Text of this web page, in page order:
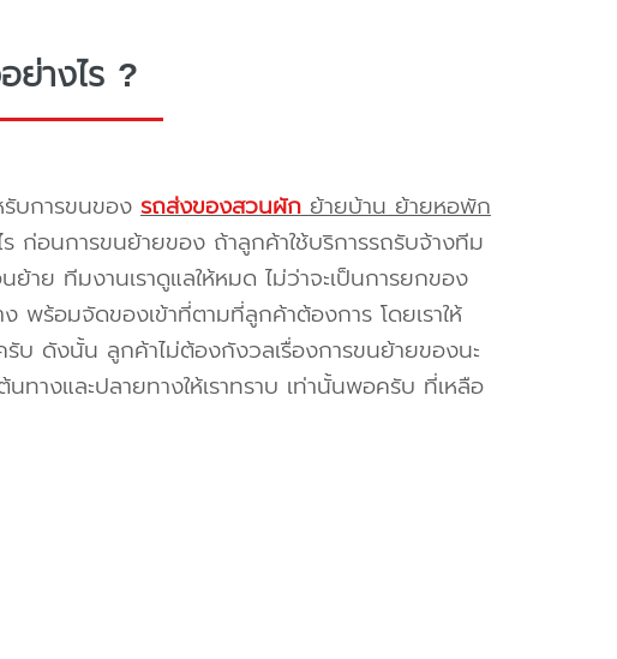
ย่างไร ?
รับการขนของ รถส่งของสวนผักย้ายบ้าน ย้ายหอพัก
ก่อนการขนย้ายของ ถ้าลูกค้าใช้บริการรถรับจ้างทีม
าย ทีมงานเราดูแลให้หมด ไม่ว่าจะเป็นการยกของ
ร้อมจัดของเข้าที่ตามที่ลูกค้าต้องการ โดยเราให้
บ ดังนั้น ลูกค้าไม่ต้องกังวลเรื่องการขนย้ายของนะ
างและปลายทางให้เราทราบ เท่านั้นพอครับ ที่เหลือ